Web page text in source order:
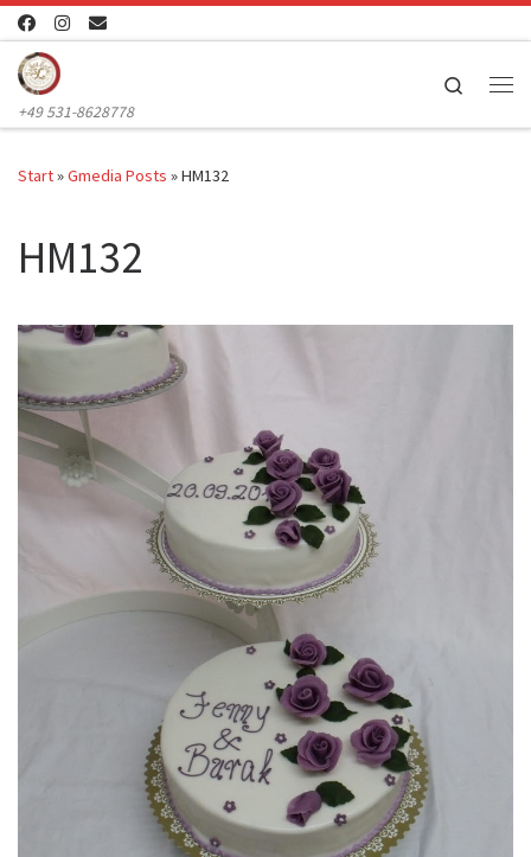
Zum Inhalt springen
+49 531-8628778
Search
Start»Gmedia Posts »HM132
HM132